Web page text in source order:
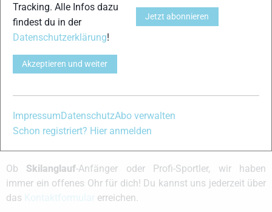
Zeige:
Es wurde leider keine Aktivität gefunden. Bitte
versuche es mit einem anderen Filter.
News aus dem Skilanglauf, Biathlon und der Nordischen
Kombination, einer Loipendatenbank,
und allem was du sonst noch über deine Lieblingssportarten
wissen solltest.
Ob Skilanglauf-Anfänger oder Profi-Sportler, wir haben
immer ein offenes Ohr für dich! Du kannst uns jederzeit über
das
erreichen.
Tracking. Alle Infos dazu
findest du in der
Datenschutzerklärung!
Akzeptieren und weiter
Jetzt abonnieren
ImpressumDatenschutzAbo verwalten
Schon registriert? Hier anmelden